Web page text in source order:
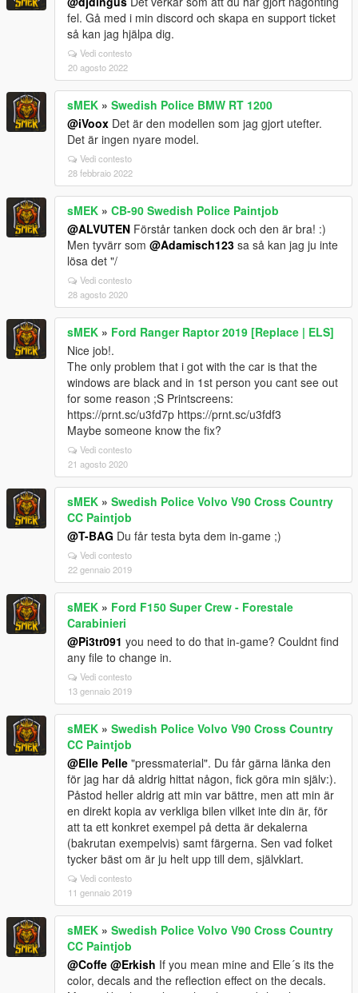
fel. Gå med i min discord och skapa en support ticket
så kan jag hjälpa dig.
Vedi contesto
20 agosto 2022
sMEK » Swedish Police BMW RT 1200
@iVoox Det är den modellen som jag gjort utefter.
Det är ingen nyare model.
Vedi contesto
28 febbraio 2022
sMEK » CB-90 Swedish Police Paintjob
@ALVUTEN Förstår tanken dock och den är bra! :)
Men tyvärr som @Adamisch123 sa så kan jag ju inte
lösa det "/
Vedi contesto
28 agosto 2020
sMEK » Ford Ranger Raptor 2019 [Replace | ELS]
Nice job!.
The only problem that i got with the car is that the
windows are black and in 1st person you cant see out
for some reason ;S Printscreens:
https://prnt.sc/u3fd7p https://prnt.sc/u3fdf3
Maybe someone know the fix?
Vedi contesto
21 agosto 2020
sMEK » Swedish Police Volvo V90 Cross Country
CC Paintjob
@T-BAG Du får testa byta dem in-game ;)
Vedi contesto
22 gennaio 2019
sMEK » Ford F150 Super Crew - Forestale
Carabinieri
@Pi3tr091 you need to do that in-game? Couldnt find
any file to change in.
Vedi contesto
13 gennaio 2019
sMEK » Swedish Police Volvo V90 Cross Country
CC Paintjob
@Elle Pelle "pressmaterial". Du får gärna länka den
för jag har då aldrig hittat någon, fick göra min själv:).
Påstod heller aldrig att min var bättre, men att min är
en direkt kopia av verkliga bilen vilket inte din är, för
att ta ett konkret exempel på detta är dekalerna
(bakrutan exempelvis) samt färgerna. Sen vad folket
tycker bäst om är ju helt upp till dem, självklart.
Vedi contesto
11 gennaio 2019
sMEK » Swedish Police Volvo V90 Cross Country
CC Paintjob
@Coffe @Erkish If you mean mine and Elle´s its the
color, decals and the reflection effect on the decals.